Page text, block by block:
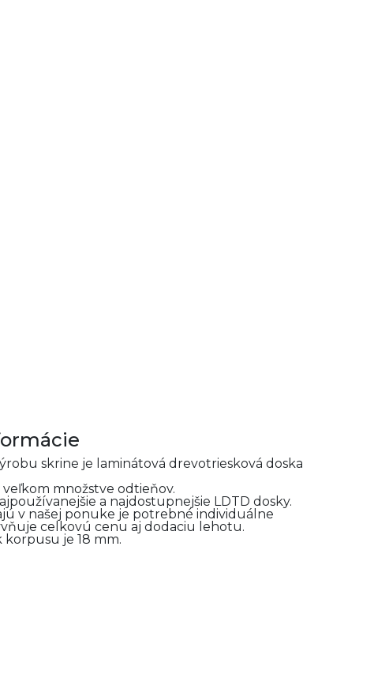
skrine je laminátová drevotriesková doska
veľkom množstve odtieňov.
a najdostupnejšie LDTD dosky.
v našej ponuke je potrebné individuálne
celkovú cenu aj dodaciu lehotu.
korpusu je 18 mm.